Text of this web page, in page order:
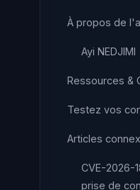
À propos de
Ayi NEDJIMI
Ressources &
Testez vos
Articles
CVE-2026-
prise de